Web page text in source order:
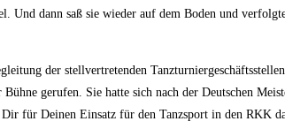
dann saß sie wieder auf dem Boden und
der stellvertretenden
gerufen. Sie hatte sich nach der Deutschen
für Deinen Einsatz für den Tanzsport in den RKK